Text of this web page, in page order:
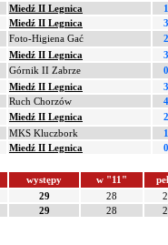
Miedź II Legnica
Miedź II Legnica
Foto-Higiena Gać
Miedź II Legnica
Górnik II Zabrze
Miedź II Legnica
Ruch Chorzów
Miedź II Legnica
MKS Kluczbork
Miedź II Legnica
występy w "11"
29 28
29 28